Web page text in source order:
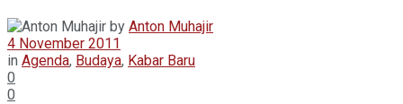
by Anton Muhajir
4 November 2011
in Agenda, Budaya, Kabar Baru
0
0